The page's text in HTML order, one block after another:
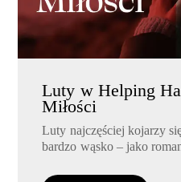
Luty w Helping
Miłości
Luty najczęściej kojarzy
bardzo wąsko – jako